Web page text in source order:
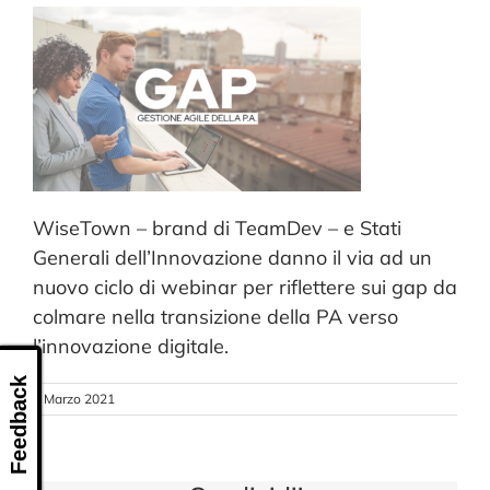
CONTATTI
WiseTown – brand di TeamDev – e Stati
Generali dell’Innovazione danno il via ad un
nuovo ciclo di webinar per riflettere sui gap da
colmare nella transizione della PA verso
l’innovazione digitale.
5 Marzo 2021
Feedback